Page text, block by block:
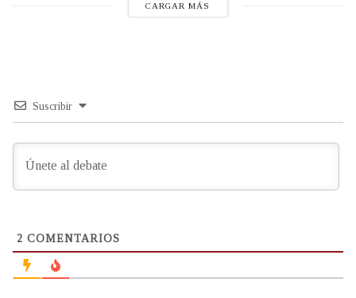
CARGAR MÁS
Suscribir
2 COMENTARIOS